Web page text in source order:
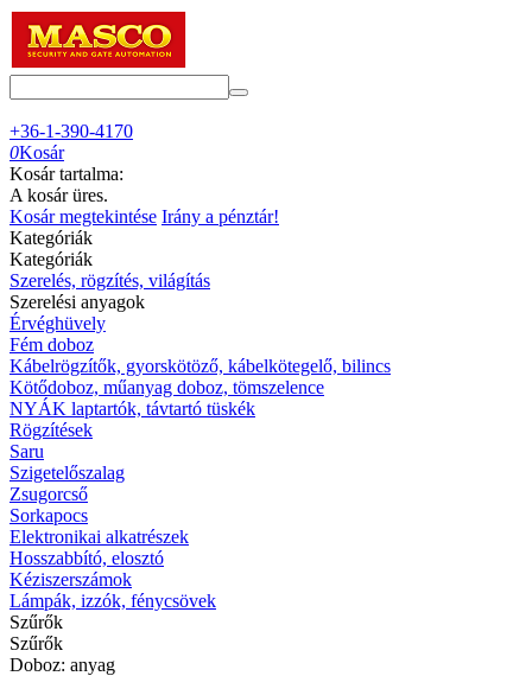
+36-1-390-4170
0Kosár
Kosár tartalma:
A kosár üres.
Kosár megtekintése Irány a pénztár!
Kategóriák
Kategóriák
Szerelés, rögzítés, világítás
Szerelési anyagok
Érvéghüvely
Fém doboz
Kábelrögzítők, gyorskötöző, kábelkötegelő, bilincs
Kötődoboz, műanyag doboz, tömszelence
NYÁK laptartók, távtartó tüskék
Rögzítések
Saru
Szigetelőszalag
Zsugorcső
Sorkapocs
Elektronikai alkatrészek
Hosszabbító, elosztó
Kéziszerszámok
Lámpák, izzók, fénycsövek
Szűrők
Szűrők
Doboz: anyag